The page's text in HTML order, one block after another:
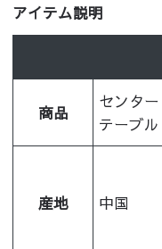
アイテム説明
商品
センター
テーブル
産地 中国